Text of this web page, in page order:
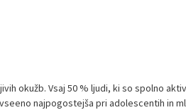
okužb. Vsaj 50 % ljudi, ki so spolno
najpogostejša pri adolescentih in